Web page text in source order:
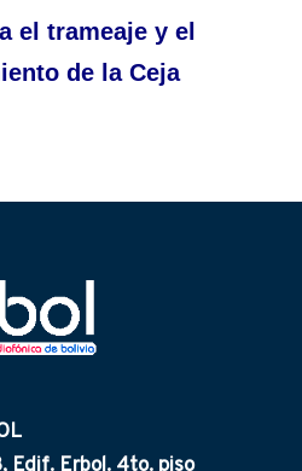
el trameaje y el
de la Ceja